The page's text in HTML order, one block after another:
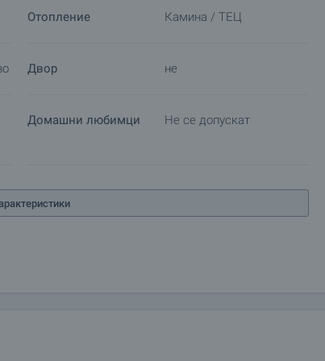
от редица допълнителни услуги.
Отопление Камина / ТЕЦ
Двор не
Домашни любимци Не се допускат